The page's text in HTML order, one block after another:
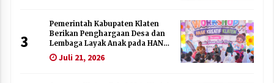
3
Pemerintah Kabupaten Klaten
Berikan Penghargaan Desa dan
Lembaga Layak Anak pada HAN
2026Juli 21, 2026